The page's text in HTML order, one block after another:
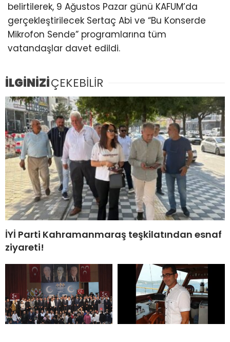
belirtilerek, 9 Ağustos Pazar günü KAFUM’da
gerçekleştirilecek Sertaç Abi ve “Bu Konserde
Mikrofon Sende” programlarına tüm
vatandaşlar davet edildi.
İLGİNİZİÇEKEBİLİR
İYİ Parti Kahramanmaraş teşkilatından esnaf
ziyareti!